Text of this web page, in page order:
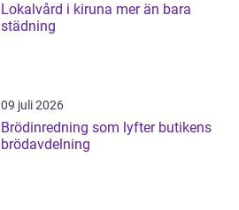
Lokalvård i kiruna mer än bara
städning
09 juli 2026
Brödinredning som lyfter butikens
brödavdelning